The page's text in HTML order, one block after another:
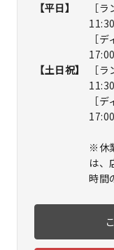
【平日】
［ラ
［デ
【土日祝】
［ラ
［デ
※休
は、
時間